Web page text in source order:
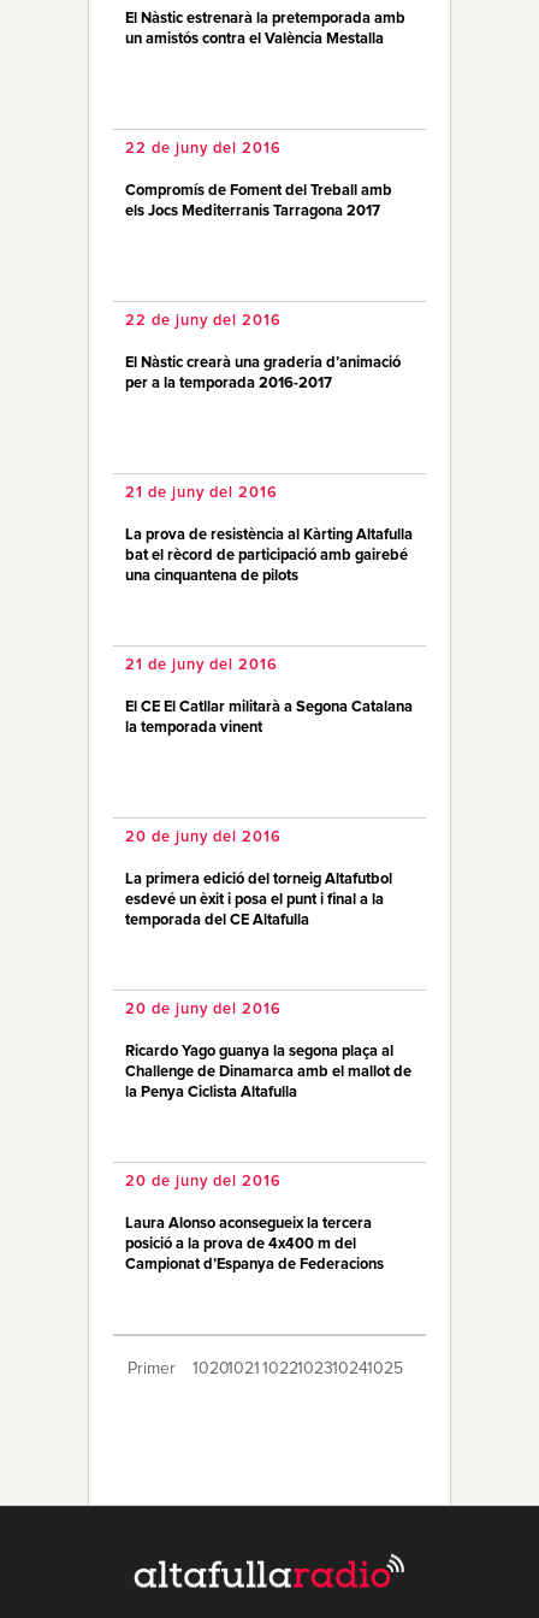
El Nàstic estrenarà la pretemporada amb
un amistós contra el València Mestalla
22 de juny del 2016
Compromís de Foment del Treball amb
els Jocs Mediterranis Tarragona 2017
22 de juny del 2016
El Nàstic crearà una graderia d’animació
per a la temporada 2016-2017
21 de juny del 2016
La prova de resistència al Kàrting Altafulla
bat el rècord de participació amb gairebé
una cinquantena de pilots
21 de juny del 2016
El CE El Catllar militarà a Segona Catalana
la temporada vinent
20 de juny del 2016
La primera edició del torneig Altafutbol
esdevé un èxit i posa el punt i final a la
temporada del CE Altafulla
20 de juny del 2016
Ricardo Yago guanya la segona plaça al
Challenge de Dinamarca amb el mallot de
la Penya Ciclista Altafulla
20 de juny del 2016
Laura Alonso aconsegueix la tercera
posició a la prova de 4x400 m del
Campionat d’Espanya de Federacions
Primer 10201021 1022102310241025
10341035103610371038 Últim